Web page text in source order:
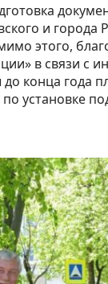
и города
этого,
в связи с
конца года
установке